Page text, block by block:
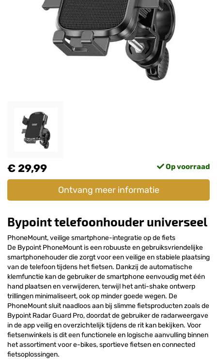
€ 29,99 Op voorraad
Ontvang meer informatie
Bypoint telefoonhouder universeel
PhoneMount, veilige smartphone-integratie op de fiets
De Bypoint PhoneMount is een robuuste en gebruiksvriendelijke
smartphonehouder die zorgt voor een veilige en stabiele plaatsing
van de telefoon tijdens het fietsen. Dankzij de automatische
klemfunctie kan de gebruiker de smartphone eenvoudig met één
hand plaatsen en verwijderen, terwijl het anti-shake ontwerp
trillingen minimaliseert, ook op minder goede wegen. De
PhoneMount sluit naadloos aan bij slimme fietsproducten zoals de
Bypoint Radar Guard Pro, doordat de gebruiker de radarweergave
in de app veilig en overzichtelijk tijdens de rit kan bekijken. Voor
fietsenwinkels is dit een functionele en logische aanvulling binnen
het assortiment voor e-bikes, sportieve fietsen en connected
fietsoplossingen.